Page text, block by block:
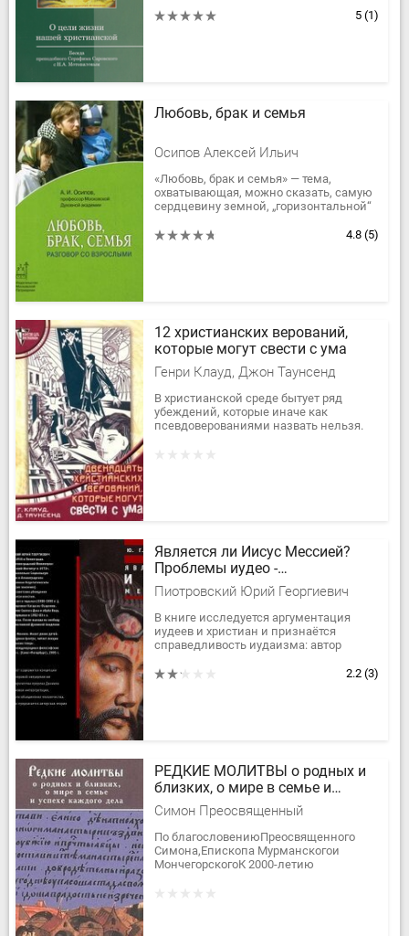
получили широкую известность и по...
5 (1)
Любовь, брак и семья
Осипов Алексей Ильич
«Любовь, брак и семья» — тема,
охватывающая, можно сказать, самую
сердцевину земной, „горизонтальной“
современных условиях
4.8 (5)
12 христианских верований,
которые могут свести с ума
Генри Клауд, Джон Таунсенд
В христианской среде бытует ряд
убеждений, которые иначе как
псевдоверованиями назвать нельзя.
Является ли Иисус Мессией?
Проблемы иудео -
христианского диалога.
Пиотровский Юрий Георгиевич
В книге исследуется аргументация
иудеев и христиан и признаётся
справедливость иудаизма: автор
создал Рая на Земле (Исайя 2.4), то2.2 (3)
РЕДКИЕ МОЛИТВЫ о родных и
близких, о мире в семье и
успехе каждого дела
Симон Преосвященный
По благословениюПреосвященного
Симона,Епископа Мурманскогои
МончегорскогоК 2000-летию